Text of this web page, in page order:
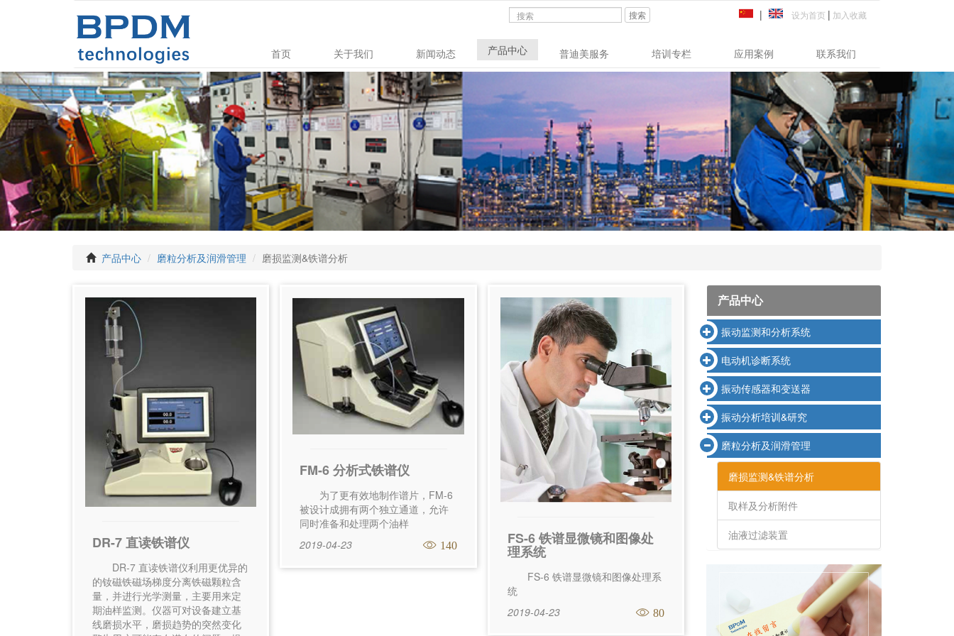
搜索 | 设为首页 | 加入收藏
首页 关于我们 新闻动态 产品中心 普迪美服务 培训专栏 应用案例 联系我们
产品中心 磨粒分析及润滑管理 磨损监测&铁谱分析
DR-7 直读铁谱仪
DR-7 直读铁谱仪利用更优异的
的钕磁铁磁场梯度分离铁磁颗粒含
量，并进行光学测量，主要用来定
期油样监测。仪器可对设备建立基
线磨损水平，磨损趋势的突然变化
FM-6 分析式铁谱仪
为了更有效地制作谱片，FM-6
被设计成拥有两个独立通道，允许
同时准备和处理两个油样
2019-04-23
140 FS-6 铁谱显微镜和图像处
理系统
FS-6 铁谱显微镜和图像处理系
统
2019-04-23
80
产品中心
振动监测和分析系统
电动机诊断系统
振动传感器和变送器
振动分析培训&研究
磨粒分析及润滑管理
磨损监测&铁谱分析
取样及分析附件
油液过滤装置